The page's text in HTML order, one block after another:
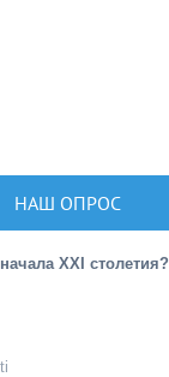
НАШ ОПРОС
XXI столетия?